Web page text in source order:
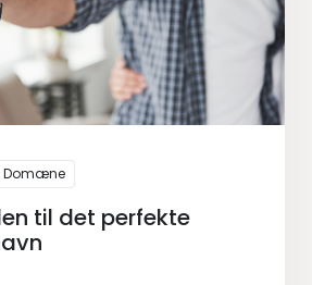
Domæne
til det perfekte